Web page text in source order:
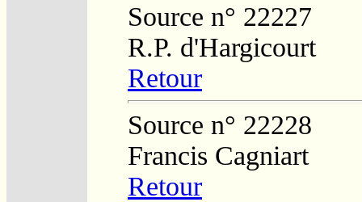
Source n° 22227
R.P. d'Hargicourt
Retour
Source n° 22228
Francis Cagniart
Retour